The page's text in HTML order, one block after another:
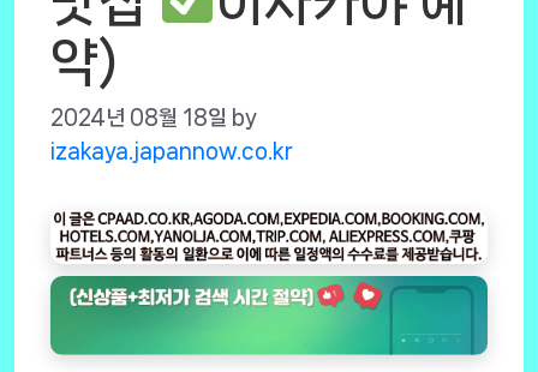
약)
2024년 08월 18일 by
izakaya.japannow.co.kr